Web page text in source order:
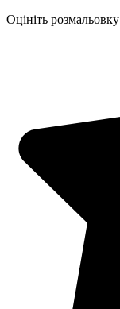
Оцініть розмальовку